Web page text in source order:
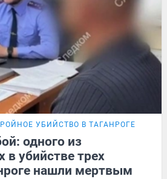
УБИЙСТВО В ТАГАНРОГЕ
одного из
в убийстве трех
нашли мертвым